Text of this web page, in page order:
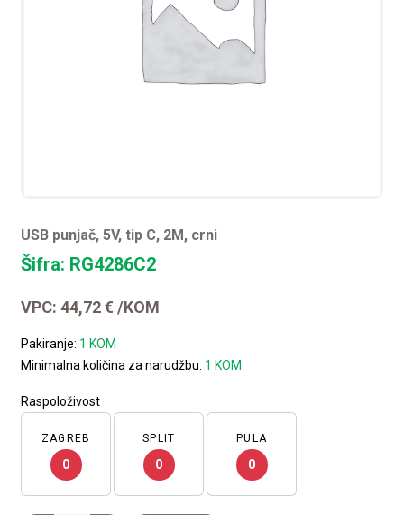
USB punjač, 5V, tip C, 2M, crni
Šifra: RG4286C2
VPC:44,72€ /KOM
Pakiranje: 1 KOM
Minimalna količina za narudžbu: 1 KOM
Raspoloživost
ZAGREB
0
SPLIT
0
PULA
0